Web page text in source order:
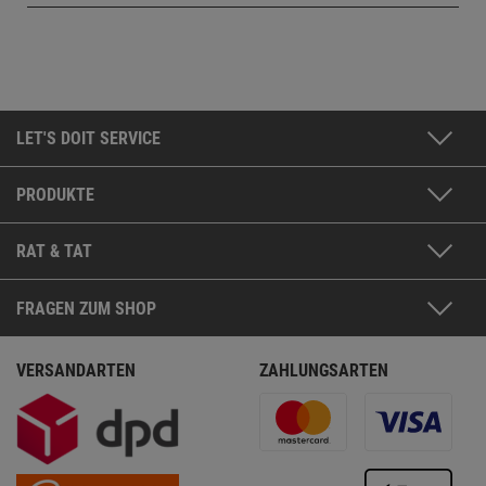
LET'S DOIT SERVICE
PRODUKTE
RAT & TAT
FRAGEN ZUM SHOP
VERSANDARTEN ZAHLUNGSARTEN